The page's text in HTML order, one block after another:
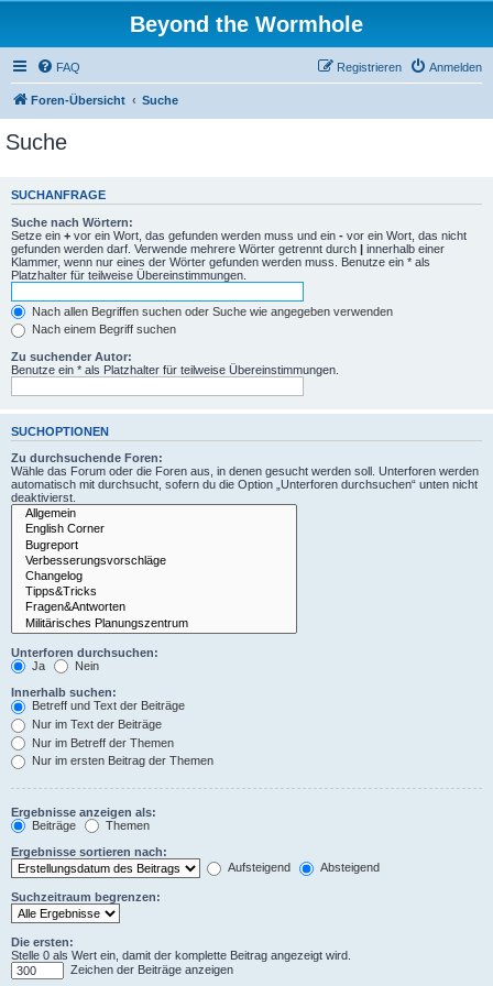
Beyond the Wormhole
FAQ Anmelden
Registrieren
Foren-Übersicht Suche
Suche
SUCHANFRAGE
Suche nach Wörtern:
Setze ein + vor ein Wort, das gefunden werden muss und ein - vor ein Wort, das nicht
gefunden werden darf. Verwende mehrere Wörter getrennt durch | innerhalb einer
Klammer, wenn nur eines der Wörter gefunden werden muss. Benutze ein * als
Platzhalter für teilweise Übereinstimmungen.
Nach allen Begriffen suchen oder Suche wie angegeben verwenden
Nach einem Begriff suchen
Zu suchender Autor:
Benutze ein * als Platzhalter für teilweise Übereinstimmungen.
SUCHOPTIONEN
Zu durchsuchende Foren:
Wähle das Forum oder die Foren aus, in denen gesucht werden soll. Unterforen werden
automatisch mit durchsucht, sofern du die Option „Unterforen durchsuchen“ unten nicht
deaktivierst.
Unterforen durchsuchen:
Ja
Nein
Innerhalb suchen:
Betreff und Text der Beiträge
Nur im Text der Beiträge
Nur im Betreff der Themen
Nur im ersten Beitrag der Themen
Ergebnisse anzeigen als:
Beiträge
Themen
Ergebnisse sortieren nach:
Aufsteigend
Absteigend
Suchzeitraum begrenzen:
Die ersten:
Stelle 0 als Wert ein, damit der komplette Beitrag angezeigt wird.
Zeichen der Beiträge anzeigen